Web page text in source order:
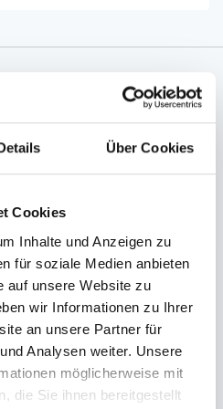
Über Cookies
Cookies
Inhalte und Anzeigen zu
für soziale Medien anbieten
auf unsere Website zu
wir Informationen zu Ihrer
an unsere Partner für
Analysen weiter. Unsere
möglicherweise mit
die Sie ihnen bereitgestellt
der GPSR
packpack.de GmbH, Am
Jever, info@packpack.de
Deckel für